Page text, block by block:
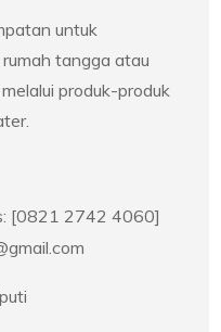
untuk
tangga atau
produk-produk
[0821 2742 4060]